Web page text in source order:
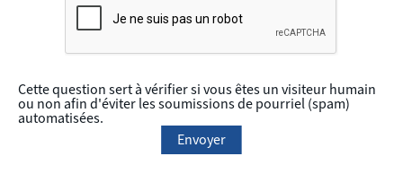
Cette question sert à vérifier si vous êtes un visiteur humain
ou non afin d'éviter les soumissions de pourriel (spam)
automatisées.